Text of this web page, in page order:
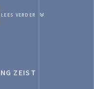
LEES VERDER
ZEIST